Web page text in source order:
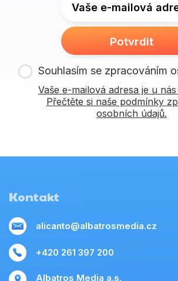
Vaše e-mailová
Potvrdit
Souhlasím se zpracováním
Vaše e-mailová adresa je u
Přečtěte si naše podmínky
osobních údajů.
Kontakt
alicanto@albatrosmedia.cz
+420 261 397 200
Albatros Media a.s.